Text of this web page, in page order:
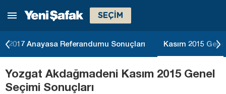
SEÇİM
2017 Anayasa Referandumu Sonuçları Kasım 2015
Yozgat Akdağmadeni Kasım 2015 Genel
Seçimi Sonuçları